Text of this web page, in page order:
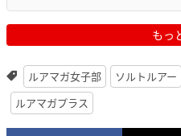
もっ
ルアマガ女子部 ソルトルアー
ルアマガプラス